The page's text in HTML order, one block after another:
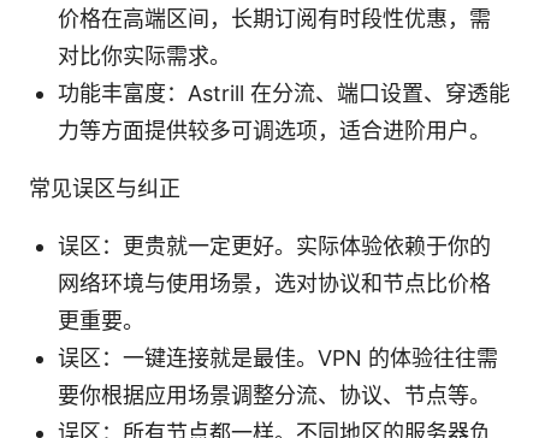
价格在高端区间，长期订阅有时段性优惠，需
对比你实际需求。
功能丰富度：Astrill 在分流、端口设置、穿透能
力等方面提供较多可调选项，适合进阶用户。
常见误区与纠正
误区：更贵就一定更好。实际体验依赖于你的
网络环境与使用场景，选对协议和节点比价格
更重要。
误区：一键连接就是最佳。VPN 的体验往往需
要你根据应用场景调整分流、协议、节点等。
误区：所有节点都一样。不同地区的服务器负